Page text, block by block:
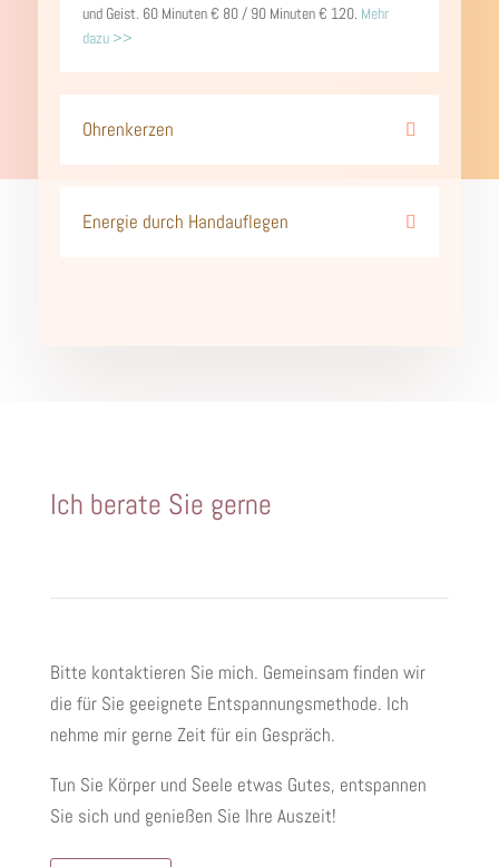
und Geist. 60 Minuten € 80 / 90 Minuten € 120. Mehr
dazu >>
Ohrenkerzen
Energie durch Handauflegen
Ich berate Sie gerne
Bitte kontaktieren Sie mich. Gemeinsam finden wir
die für Sie geeignete Entspannungsmethode. Ich
nehme mir gerne Zeit für ein Gespräch.
Tun Sie Körper und Seele etwas Gutes, entspannen
Sie sich und genießen Sie Ihre Auszeit!